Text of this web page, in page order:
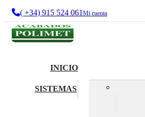
( +34) 915 524 061 Mi cuenta
INICIO
SISTEMAS